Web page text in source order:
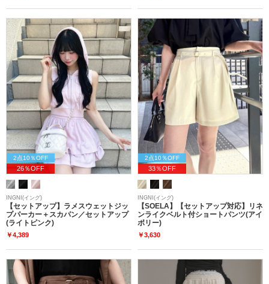
2点10％OFF
26％OFF
INGNI(イング)
【セットアップ】ラメスウェットジッ
プパーカー＋スカパン／セットアップ
(ライトピンク)
￥4,389
2点10％OFF
33％OFF
INGNI(イング)
【SOELA】【セットアップ対応】リネ
ンライクベルト付ショートパンツ(アイ
ボリー)
￥3,630